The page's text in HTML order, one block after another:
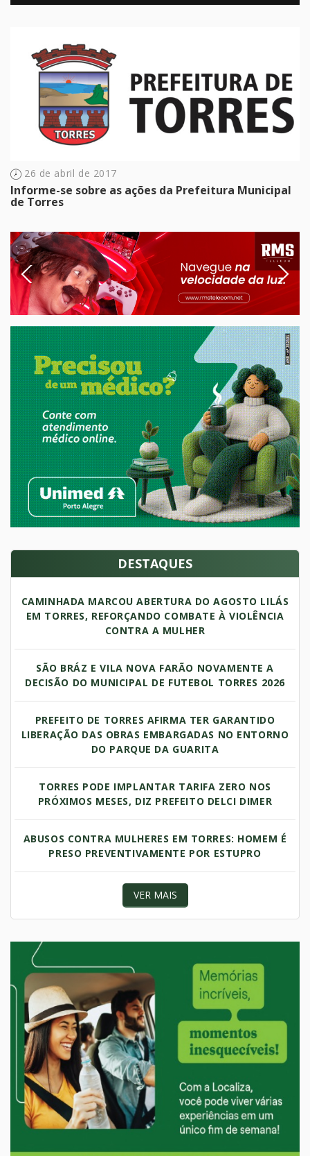
26 de abril de 2017
Informe-se sobre as ações da Prefeitura Municipal
de Torres
Previous Next
DESTAQUES
CAMINHADA MARCOU ABERTURA DO AGOSTO LILÁS
EM TORRES, REFORÇANDO COMBATE À VIOLÊNCIA
CONTRA A MULHER
SÃO BRÁZ E VILA NOVA FARÃO NOVAMENTE A
DECISÃO DO MUNICIPAL DE FUTEBOL TORRES 2026
PREFEITO DE TORRES AFIRMA TER GARANTIDO
LIBERAÇÃO DAS OBRAS EMBARGADAS NO ENTORNO
DO PARQUE DA GUARITA
TORRES PODE IMPLANTAR TARIFA ZERO NOS
PRÓXIMOS MESES, DIZ PREFEITO DELCI DIMER
ABUSOS CONTRA MULHERES EM TORRES: HOMEM É
PRESO PREVENTIVAMENTE POR ESTUPRO
VER MAIS